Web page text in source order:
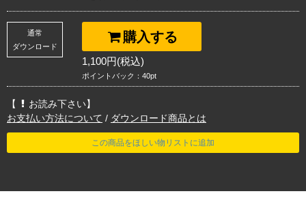
購入する
通常
ダウンロード
1,100円(税込)
ポイントバック：40pt
【
お読み下さい】
お支払い方法について / ダウンロード商品とは
この商品をほしい物リストに追加